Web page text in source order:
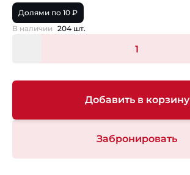
Долями по 10 ₽
В наличии 204 шт.
Добавить в корзину
Забронировать